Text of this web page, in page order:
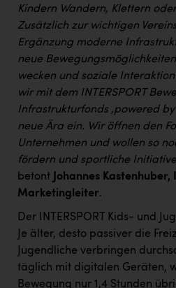
Kindern Wandern, Klettern
Zusätzlich zur wichtigen
Ergänzung moderne
neue
wecken und soziale
wir mit dem INTERSPORT
Infrastrukturfonds ‚powered by
neue Ära ein. Wir öffnen den
Unternehmen und wollen so
fördern und sportliche
betont
Johannes Kastenhuber,
Marketingleiter.
Der INTERSPORT Kids- und
Je älter, desto passiver die
Jugendliche verbringen
täglich mit digitalen Geräten,
Bewegung nur 1,4 Stunden